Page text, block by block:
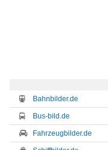
Bahnbilder.de
Bus-bild.de
Fahrzeugbilder.de